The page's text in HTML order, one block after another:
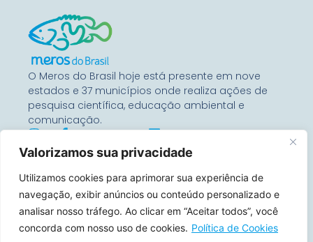
Valorizamos sua privacidade
Utilizamos cookies para aprimorar sua experiência de
navegação, exibir anúncios ou conteúdo personalizado e
analisar nosso tráfego. Ao clicar em “Aceitar todos”, você
concorda com nosso uso de cookies. Política de Cookies
O Meros do Brasil hoje está presente em nove
estados e 37 municípios onde realiza ações de
pesquisa científica, educação ambiental e
comunicação.
Entre Em Contato
Rua Benjamin Constant, 67
Conj 1104 – 80060-020
Curitiba, Paraná, Brasil
contato@merosdobrasil.org